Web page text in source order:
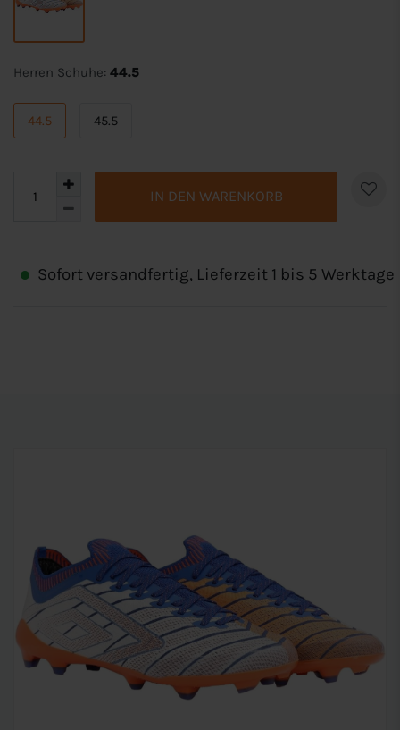
Herren Schuhe: 44.5
44.5 45.5
IN DEN WARENKORB
Sofort versandfertig, Lieferzeit 1 bis 5 Werktage